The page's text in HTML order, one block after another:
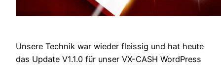
Unsere Technik war wieder fleissig und hat heute
das Update V1.1.0 für unser VX-CASH WordPress